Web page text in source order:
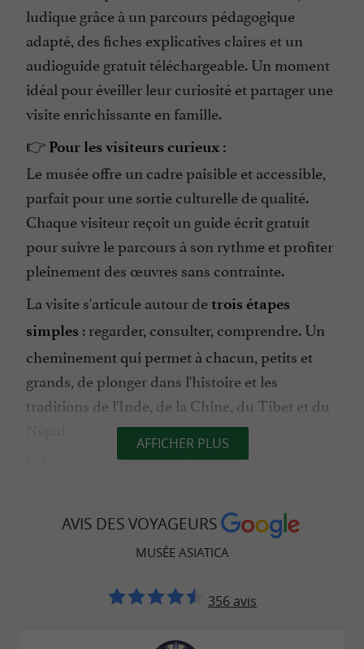
ludique grâce à un parcours pédagogique
adapté, des fiches explicatives claires et un
audioguide gratuit téléchargeable. Un moment
idéal pour éveiller leur curiosité et partager une
visite enrichissante en famille.
👉 Pour les visiteurs curieux :
Le musée offre un cadre paisible et accessible,
parfait pour une sortie culturelle de qualité.
Chaque visiteur reçoit un guide écrit gratuit
pour suivre le parcours à son rythme et profiter
pleinement des œuvres sans contrainte.
La visite s'articule autour detrois étapes
simples : regarder, consulter, comprendre. Un
cheminement qui permet à chacun, petits et
grands, de plonger dans l'histoire et les
traditions de l'Inde, de la Chine, du Tibet et du
Informations pratiques et tarifs
Jeunes 13-25 ans: 8 €
Enfants 8-12 ans: 2 €
Situé au centre de Biarritz, le Musée Asiatica est
une idée de sortie originale qui combine
AFFICHER PLUS
AVIS DES VOYAGEURS
MUSÉE ASIATICA
356 avis